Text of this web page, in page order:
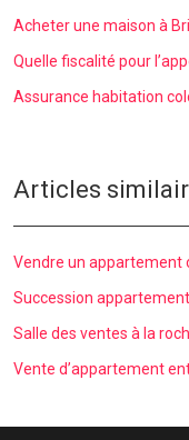
Acheter une maison à
Quelle fiscalité pour
Assurance habitation
Articles
Vendre un appartement
Succession
Salle des ventes à la
Vente d’appartement